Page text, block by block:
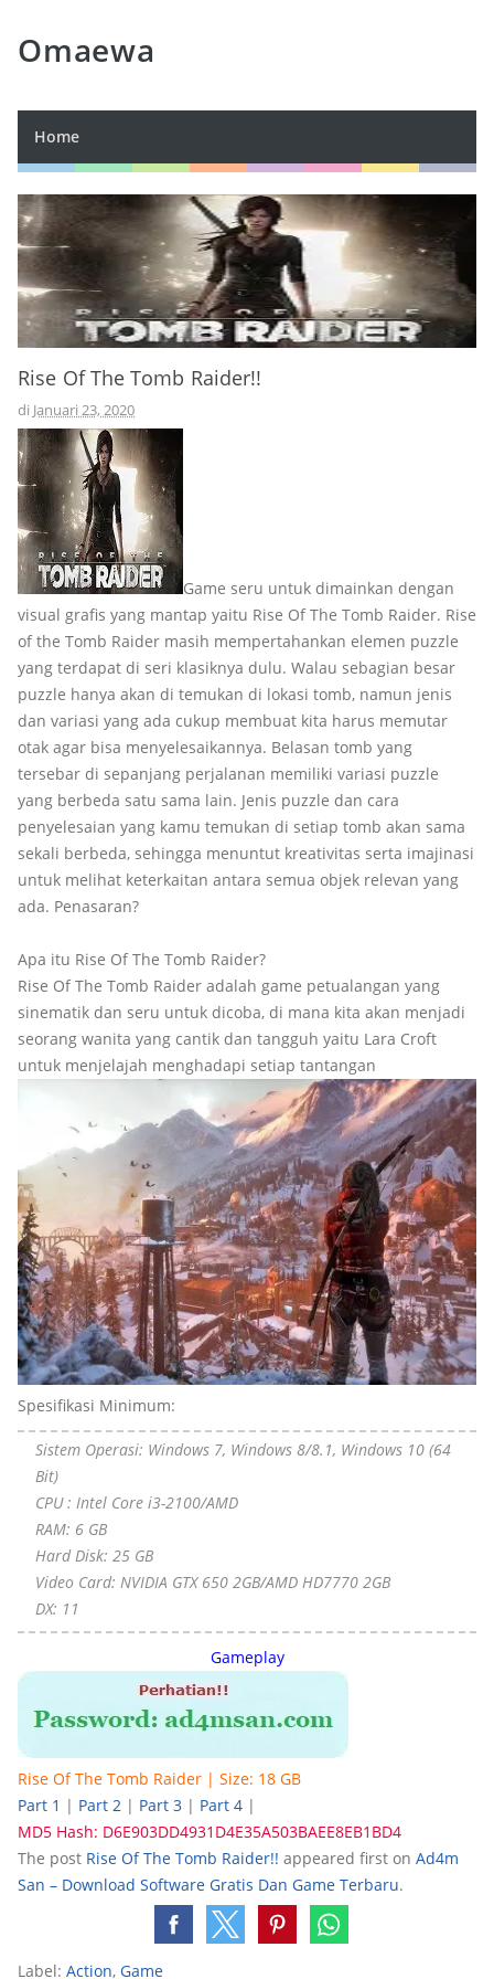
Omaewa
Home
Rise Of The Tomb Raider!!
di Januari 23, 2020
Game seru untuk dimainkan dengan
visual grafis yang mantap yaitu Rise Of The Tomb Raider. Rise
of the Tomb Raider masih mempertahankan elemen puzzle
yang terdapat di seri klasiknya dulu. Walau sebagian besar
puzzle hanya akan di temukan di lokasi tomb, namun jenis
dan variasi yang ada cukup membuat kita harus memutar
otak agar bisa menyelesaikannya. Belasan tomb yang
tersebar di sepanjang perjalanan memiliki variasi puzzle
yang berbeda satu sama lain. Jenis puzzle dan cara
penyelesaian yang kamu temukan di setiap tomb akan sama
sekali berbeda, sehingga menuntut kreativitas serta imajinasi
untuk melihat keterkaitan antara semua objek relevan yang
ada. Penasaran?
Apa itu Rise Of The Tomb Raider?
Rise Of The Tomb Raider adalah game petualangan yang
sinematik dan seru untuk dicoba, di mana kita akan menjadi
seorang wanita yang cantik dan tangguh yaitu Lara Croft
untuk menjelajah menghadapi setiap tantangan
Spesifikasi Minimum:
Sistem Operasi: Windows 7, Windows 8/8.1, Windows 10 (64
Bit)
CPU : Intel Core i3-2100/AMD
RAM: 6 GB
Hard Disk: 25 GB
Video Card: NVIDIA GTX 650 2GB/AMD HD7770 2GB
DX: 11
Gameplay
Rise Of The Tomb Raider | Size: 18 GB
Part 1 | Part 2 | Part 3 | Part 4 |
MD5 Hash: D6E903DD4931D4E35A503BAEE8EB1BD4
The post Rise Of The Tomb Raider!! appeared first on Ad4m
San – Download Software Gratis Dan Game Terbaru.
Label: Action, Game